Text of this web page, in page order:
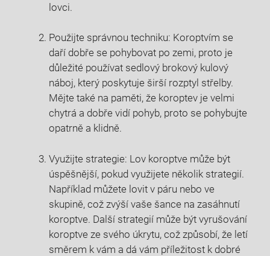
lovci.
Použijte správnou techniku: Koroptvím se
daří dobře se pohybovat​ po ⁢zemi, ‍proto je
důležité ⁣používat sedlový brokový kulový
náboj, který poskytuje širší rozptyl střelby.⁤
Mějte také na paměti, že koroptev je velmi
chytrá ⁢a⁢ dobře vidí pohyb, proto se pohybujte
opatrně a klidně.
Využijte strategie: Lov koroptve‍ může⁤ být
úspěšnější, pokud využijete několik strategií.‍
Například můžete lovit‌ v páru‍ nebo ve
⁤skupině, což zvýší vaše šance na zasáhnutí
koroptve. Další strategií může být vyrušování
koroptve ze svého úkrytu, což ⁣způsobí, že letí
směrem k vám a dá vám‍ příležitost k dobré⁢